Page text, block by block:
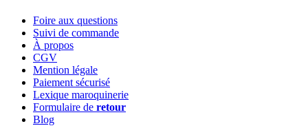
Foire aux questions
Suivi de commande
À propos
CGV
Mention légale
Paiement sécurisé
Lexique maroquinerie
Formulaire de retour
Blog